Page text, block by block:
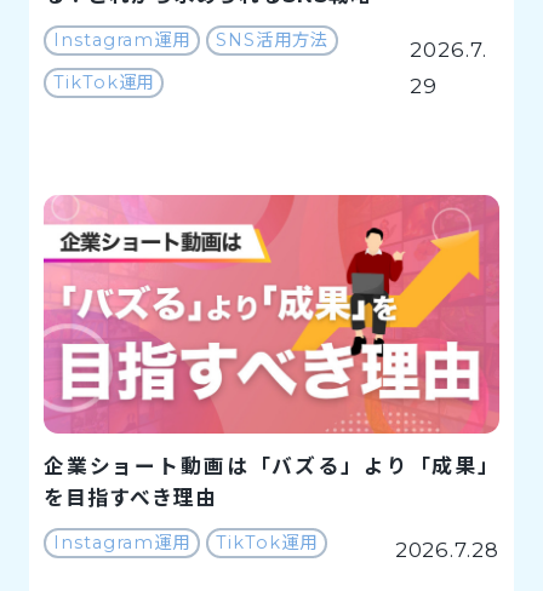
Instagram運用
SNS活用方法
TikTok運用
2026.7.
29
企業ショート動画は「バズる」より「成果」
を目指すべき理由
Instagram運用 TikTok運用 2026.7.28